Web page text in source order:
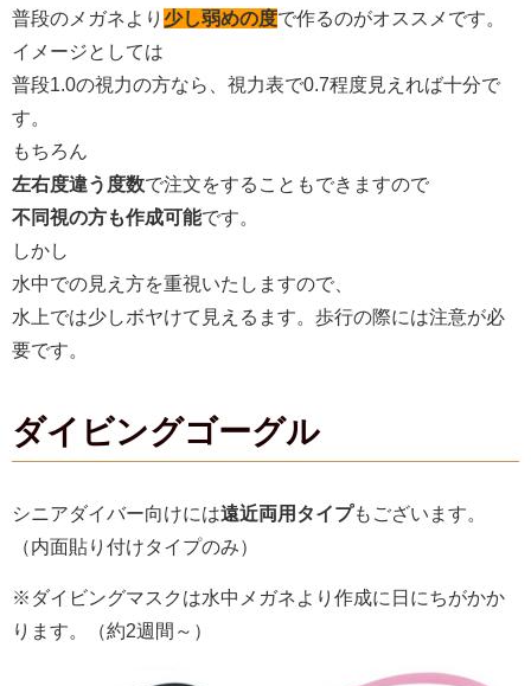
普段のメガネより 少し弱めの度で作るのがオススメです。
イメージとしては
普段1.0の視力の方なら、視力表で0.7程度見えれば十分で
す。
もちろん
左右度違う度数で注文をすることもできますので
不同視の方も作成可能です。
しかし
水中での見え方を重視いたしますので、
水上では少しボヤけて見えるます。歩行の際には注意が必
要です。
ダイビングゴーグル
シニアダイバー向けには遠近両用タイプもございます。
（内面貼り付けタイプのみ）
※ダイビングマスクは水中メガネより作成に日にちがかか
ります。（約2週間～）